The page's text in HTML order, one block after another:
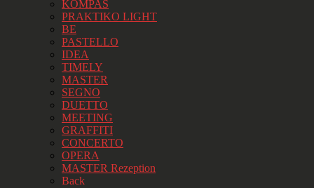
KOMPAS
PRAKTIKO LIGHT
BE
PASTELLO
IDEA
TIMELY
MASTER
SEGNO
DUETTO
MEETING
GRAFFITI
CONCERTO
OPERA
MASTER Rezeption
Back